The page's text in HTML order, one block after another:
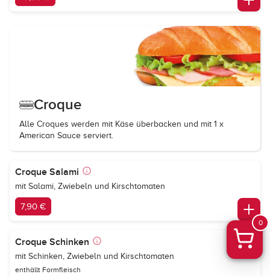
Croque
Alle Croques werden mit Käse überbacken und mit 1 x
American Sauce serviert.
Croque Salami
mit Salami, Zwiebeln und Kirschtomaten
7,90 €
Croque Schinken
mit Schinken, Zwiebeln und Kirschtomaten
enthällt Formfleisch
0